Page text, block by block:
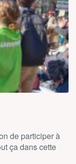
de participer à
ça dans cette